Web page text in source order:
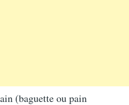
(baguette ou pain